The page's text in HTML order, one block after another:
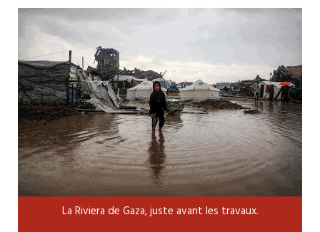
La Riviera de Gaza, juste avant les travaux.